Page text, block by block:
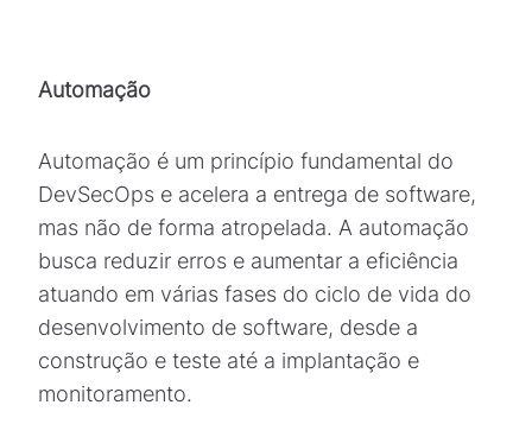
Automação
Automação é um princípio fundamental do
DevSecOps e acelera a entrega de software,
mas não de forma atropelada. A automação
busca reduzir erros e aumentar a eficiência
atuando em várias fases do ciclo de vida do
desenvolvimento de software, desde a
construção e teste até a implantação e
monitoramento.